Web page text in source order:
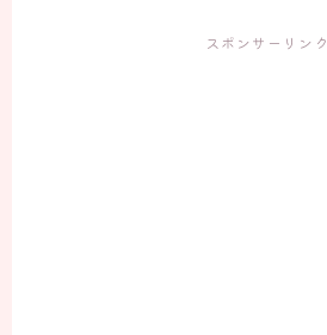
スポンサーリンク